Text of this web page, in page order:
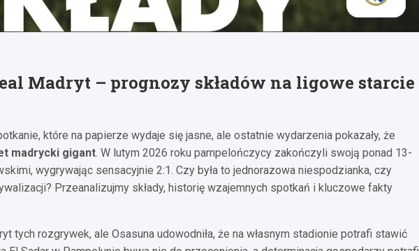
Madryt – prognozy składów na ligowe starcie
które na papierze wydaje się jasne, ale ostatnie wydarzenia pokazały, że
madrycki gigant. W lutym 2026 roku pampelończycy zakończyli swoją ponad 13-
wygrywając sensacyjnie 2:1. Czy była to jednorazowa niespodzianka, czy
Przeanalizujmy składy, historię wzajemnych spotkań i kluczowe fakty
tych rozgrywek, ale Osasuna udowodniła, że na własnym stadionie potrafi stawić